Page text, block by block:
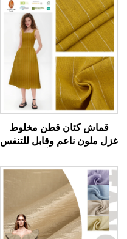
قماش كتان قطن مخلوط
غزل ملون ناعم وقابل للتنفس
البشرة أقمشة ملابس للرجال
والنساء تستخدم في صنع
الملابس